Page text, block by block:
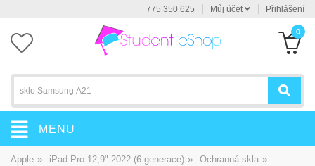
775 350 625 Můj účet Přihlášení
0
MENU
Apple » iPad Pro 12,9" 2022 (6.generace) » Ochranná skla »